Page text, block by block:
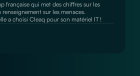
française qui met des chiffres sur les
sur les menaces.
a choisi Cleaq pour son matériel IT !